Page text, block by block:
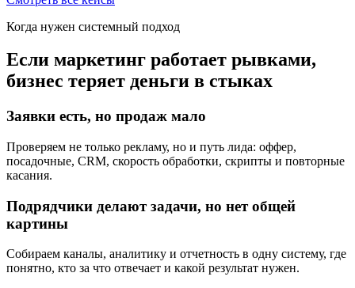
Когда нужен системный подход
Если маркетинг работает рывками,
бизнес теряет деньги в стыках
Заявки есть, но продаж мало
Проверяем не только рекламу, но и путь лида: оффер,
посадочные, CRM, скорость обработки, скрипты и повторные
касания.
Подрядчики делают задачи, но нет общей
картины
Собираем каналы, аналитику и отчетность в одну систему, где
понятно, кто за что отвечает и какой результат нужен.